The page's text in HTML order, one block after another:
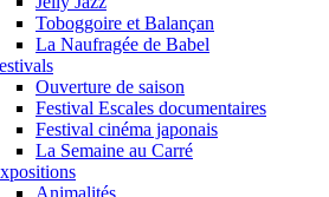
Toboggoire et Balançan
La Naufragée de Babel
Ouverture de saison
Festival Escales documentaires
Festival cinéma japonais
La Semaine au Carré